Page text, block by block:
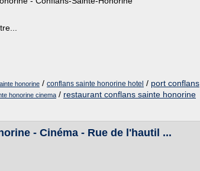
honorine / conflans sainte honorine hotel / port conflans
honorine cinema / restaurant conflans sainte honorine
- Cinéma - Rue de l'hautil ...